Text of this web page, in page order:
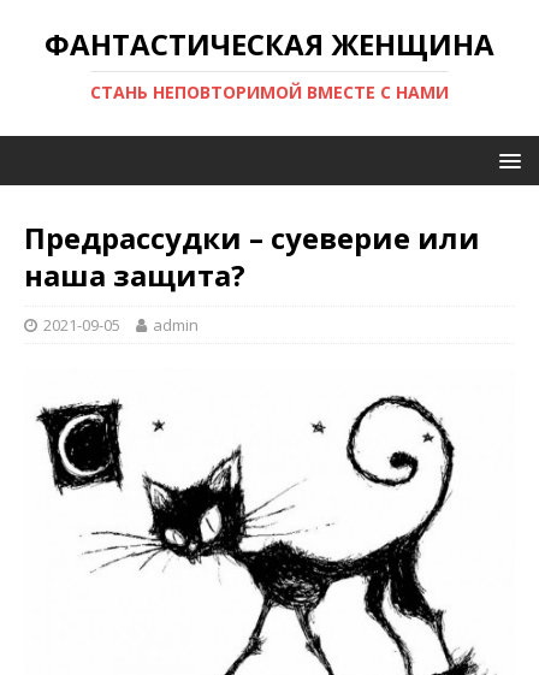
ФАНТАСТИЧЕСКАЯ ЖЕНЩИНА
СТАНЬ НЕПОВТОРИМОЙ ВМЕСТЕ С НАМИ
Предрассудки – суеверие или
наша защита?
2021-09-05 admin